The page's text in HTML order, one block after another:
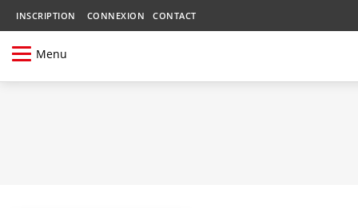
INSCRIPTION CONNEXION CONTACT
Menu